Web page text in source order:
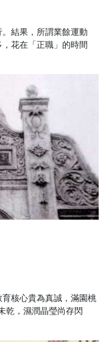
結果，所謂業餘運動
花在「正職」的時間
核心貴為真誠，滿園桃
乾，濕潤晶瑩尚存閃